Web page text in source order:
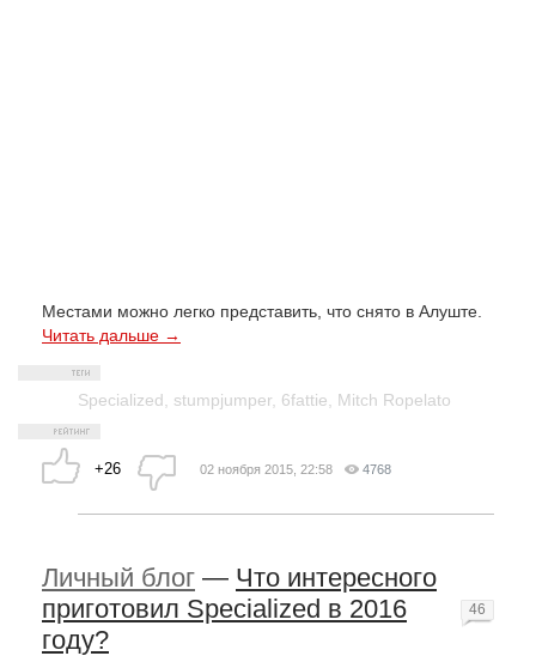
Местами можно легко представить, что снято в Алуште.
Читать дальше →
Specialized stumpjumper 6fattie Mitch Ropelato
+26 02 ноября 2015, 22:58 4768
Личный блог — Что интересного
приготовил Specialized в 2016
году?
46